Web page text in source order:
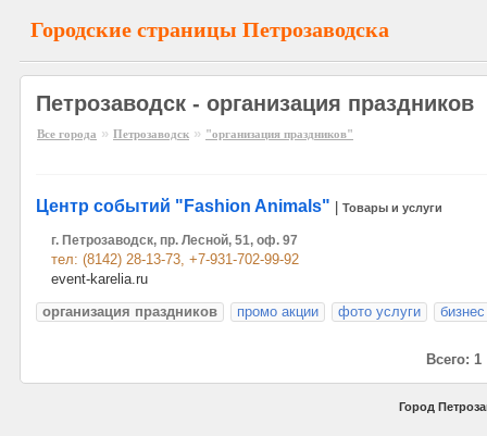
Городские страницы Петрозаводска
Петрозаводск - организация праздников
Все города » Петрозаводск » "организация праздников"
Центр событий "Fashion Animals" Товары и услуги
г. Петрозаводск, пр. Лесной, 51, оф. 97
тел: (8142) 28-13-73, +7-931-702-99-92
event-karelia.ru
организация праздников
промо акции фото услуги
Всего: 1
Город